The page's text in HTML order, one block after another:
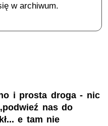
w archiwum.
i prosta droga - nic
nas do
e tam nie